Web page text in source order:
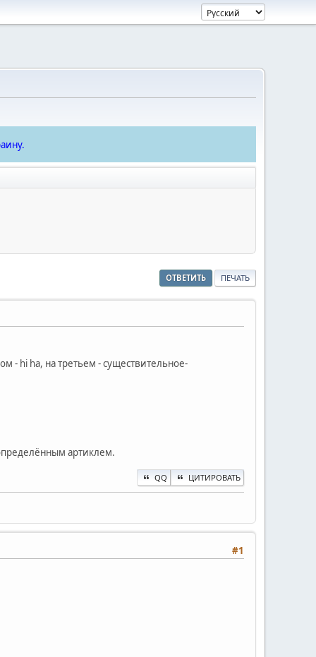
ОТВЕТИТЬ ПЕЧАТЬ
- hi ha, на третьем - существительное-
артиклем.
QQ ЦИТИРОВАТЬ
#1